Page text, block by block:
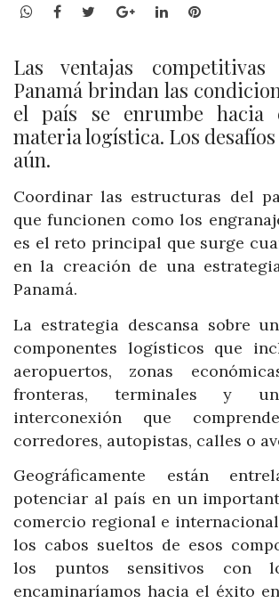
WhatsApp
Facebook
TwitterGoogle+LinkedInPinterest
Las ventajas
Panamá brindan las
el país se enrumbe
materia logística. Los
aún.
Coordinar las estructuras del
que funcionen como los
es el reto principal que surge
en la creación de una
Panamá.
La estrategia descansa sobre
componentes logísticos que
aeropuertos, zonas
fronteras, terminales y
interconexión que
corredores, autopistas, calles o
Geográficamente están
potenciar al país en un
comercio regional e
los cabos sueltos de esos
los puntos sensitivos con
encaminaríamos hacia el éxito